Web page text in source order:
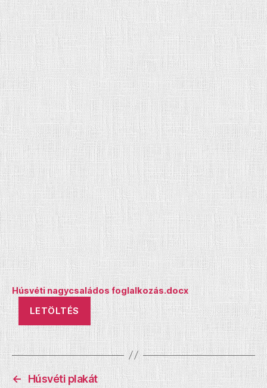
Húsvéti nagycsaládos foglalkozás.docx
LETÖLTÉS
← Húsvéti plakát